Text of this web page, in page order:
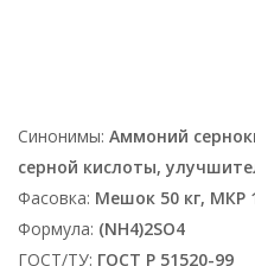
Синонимы: Аммоний
серной кислоты,
Фасовка: Мешок 50 кг, МКР
Формула: (NH4)2SO4
ГОСТ/ТУ: ГОСТ Р 51520-99